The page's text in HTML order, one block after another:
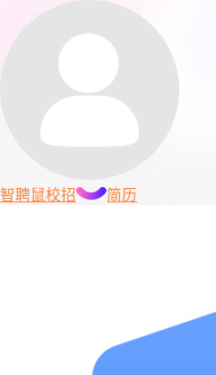
智聘鼠校招 简历